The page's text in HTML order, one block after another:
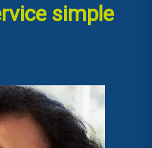
simple